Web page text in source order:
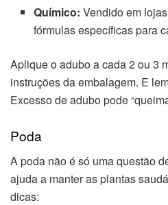
Químico: Vendido em
fórmulas específicas para
Aplique o adubo a cada 2 ou 3
instruções da embalagem. E
Excesso de adubo pode
Poda
A poda não é só uma questão
ajuda a manter as plantas
dicas: